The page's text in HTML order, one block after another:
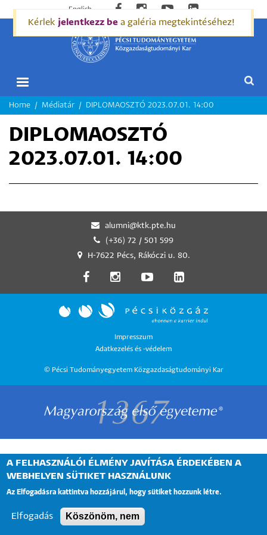
English
MORZSA
Home Médiatár DIPLOMAOSZTÓ 2023.07.01. 14:00
DIPLOMAOSZTÓ
2023.07.01. 14:00
Kérlek jelentkezz be a galéria megtekintéséhez!
alumni@ktk.pte.hu
(+36) 72 / 501 599
H-7622 Pécs, Rákóczi u. 80.
Impresszum
Adatkezelés és -védelem
© Pécsi Tudományegyetem Közgazdaságtudományi Kar
A FELHASZNÁLÓI ÉLMÉNY JAVÍTÁSA ÉRDEKÉBEN A
WEBHELYEN SÜTIKET HASZNÁLUNK
Az Elfogadásra kattintva hozzájárul, hogy sütiket hozzunk létre.
Elfogadás Köszönöm, nem